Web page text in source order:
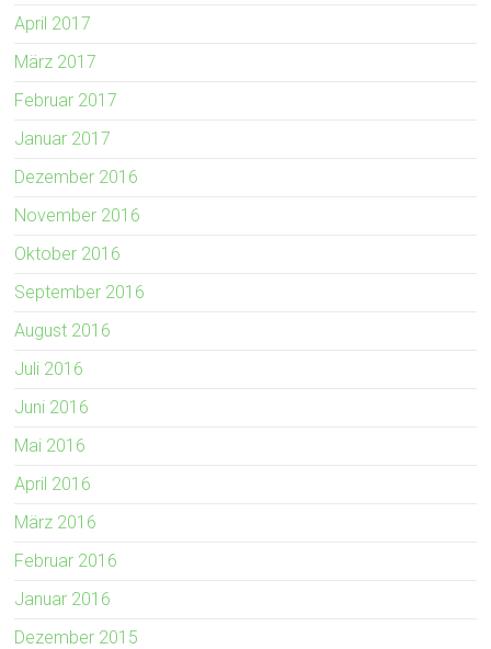
April 2017
März 2017
Februar 2017
Januar 2017
Dezember 2016
November 2016
Oktober 2016
September 2016
August 2016
Juli 2016
Juni 2016
Mai 2016
April 2016
März 2016
Februar 2016
Januar 2016
Dezember 2015